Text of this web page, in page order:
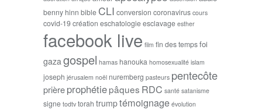
benny hinn bible CLI conversion coronavirus cours
covid-19création eschatologieesclavage esther
facebook live film fin des tempsfoi
gaza gospel hamas hanouka homosexualité islam
joseph jérusalem noël nuremberg pasteurs pentecôte
prièreprophétiepâques RDC santé satanisme
signe todtv torah trumptémoignage évolution